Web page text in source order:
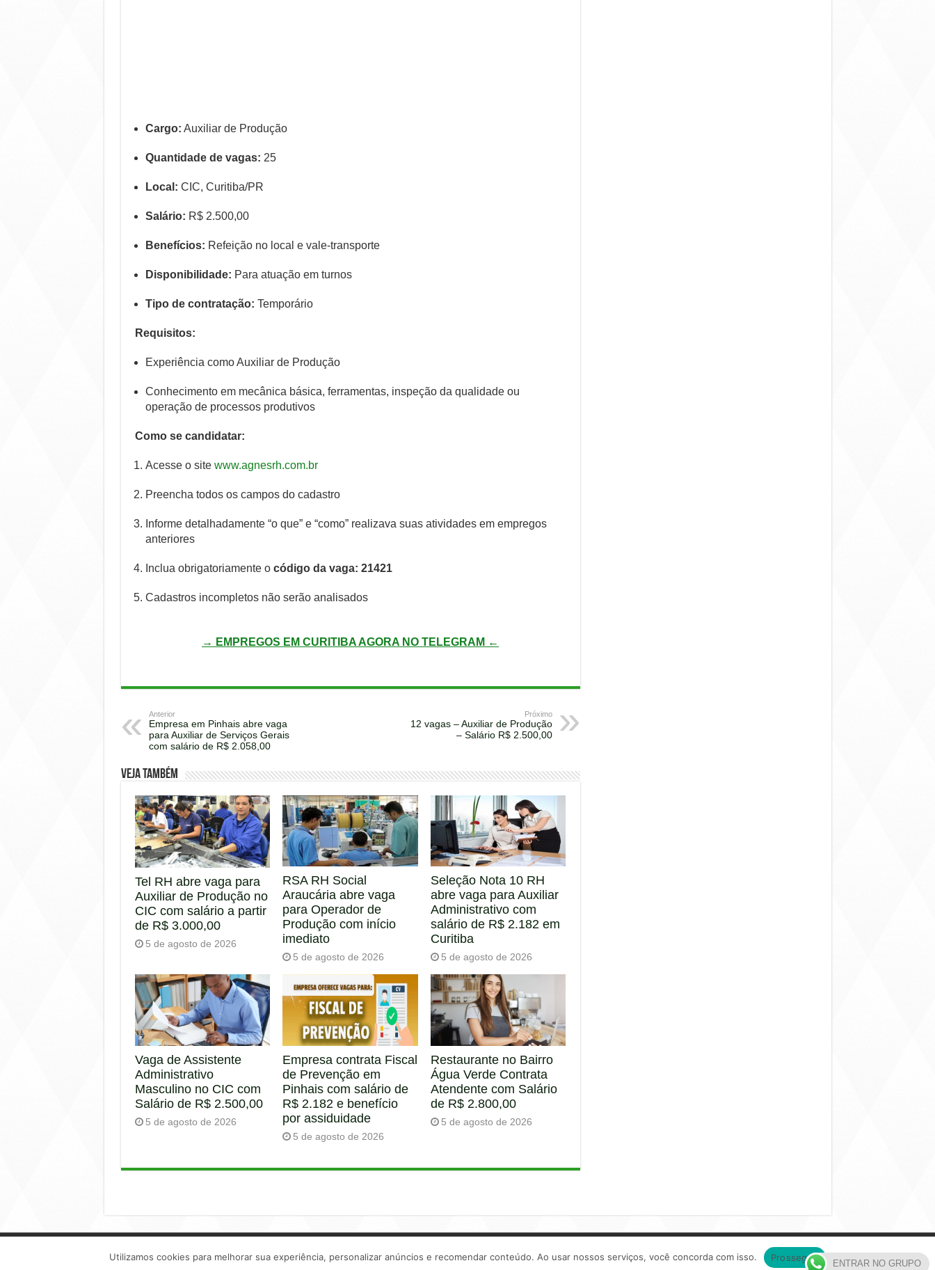
Cargo: Auxiliar de Produção
Quantidade de vagas: 25
Local: CIC, Curitiba/PR
Salário: R$ 2.500,00
Benefícios: Refeição no local e vale-transporte
Disponibilidade: Para atuação em turnos
Tipo de contratação: Temporário
Requisitos:
Experiência como Auxiliar de Produção
Conhecimento em mecânica básica, ferramentas, inspeção da qualidade ou
operação de processos produtivos
Como se candidatar:
Acesse o site www.agnesrh.com.br
Preencha todos os campos do cadastro
Informe detalhadamente “o que” e “como” realizava suas atividades em empregos
anteriores
Inclua obrigatoriamente o código da vaga: 21421
Cadastros incompletos não serão analisados
→ EMPREGOS EM CURITIBA AGORA NO TELEGRAM ←
Anterior
Empresa em Pinhais abre vaga
para Auxiliar de Serviços Gerais
com salário de R$ 2.058,00
Próximo
12 vagas – Auxiliar de Produção
– Salário R$ 2.500,00
Veja também
Tel RH abre vaga para
Auxiliar de Produção no
CIC com salário a partir
de R$ 3.000,00
5 de agosto de 2026
RSA RH Social
Araucária abre vaga
para Operador de
Produção com início
imediato
5 de agosto de 2026
Seleção Nota 10 RH
abre vaga para Auxiliar
Administrativo com
salário de R$ 2.182 em
Curitiba
5 de agosto de 2026
Vaga de Assistente
Administrativo
Masculino no CIC com
Salário de R$ 2.500,00
5 de agosto de 2026
Empresa contrata Fiscal
de Prevenção em
Pinhais com salário de
R$ 2.182 e benefício
por assiduidade
5 de agosto de 2026
Restaurante no Bairro
Água Verde Contrata
Atendente com Salário
de R$ 2.800,00
5 de agosto de 2026
Portal de divulgação de vagas de emprego
© Copyright 2025
ENTRAR NO GRUPO
Utilizamos cookies para melhorar sua experiência, personalizar anúncios e recomendar conteúdo. Ao usar nossos serviços, você concorda com isso. Prosseguir